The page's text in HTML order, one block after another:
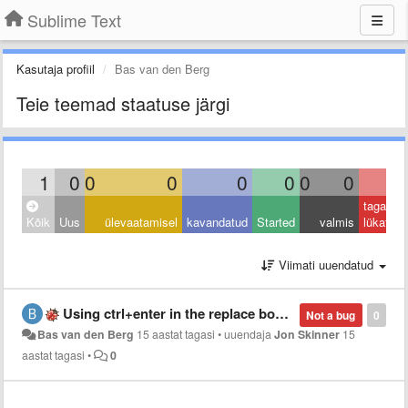
Sublime Text
Kasutaja profiil Bas van den Berg
Teie teemad staatuse järgi
1 0 0 0 0 0 0 0
Kõik Uus ülevaatamisel kavandatud Started valmis
tagasi
lükatud
Viimati uuendatud
0
Not a bug
Using ctrl+enter in the replace box makes it bug out
Bas van den Berg 15 aastat tagasi •uuendajaJon Skinner 15
aastat tagasi • 0